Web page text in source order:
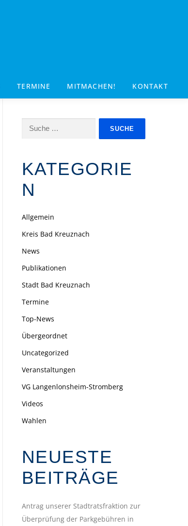
TERMINE MITMACHEN! KONTAKT
Suche
KATEGORIE
N
Allgemein
Kreis Bad Kreuznach
News
Publikationen
Stadt Bad Kreuznach
Termine
Top-News
Übergeordnet
Uncategorized
Veranstaltungen
VG Langenlonsheim-Stromberg
Videos
Wahlen
NEUESTE
BEITRÄGE
Antrag unserer Stadtratsfraktion zur
Überprüfung der Parkgebühren in